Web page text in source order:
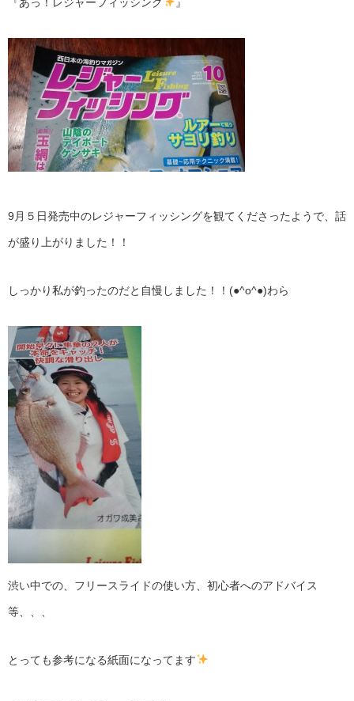
9月５日発売中のレジャーフィッシングを観てくださったようで、話
が盛り上がりました！！
しっかり私が釣ったのだと自慢しました！！(●^o^●)わら
渋い中での、フリースライドの使い方、初心者へのアドバイス
等、、、
とっても参考になる紙面になってます